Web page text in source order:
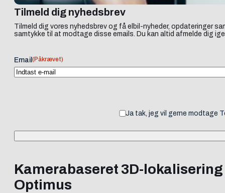
Tilmeld dig nyhedsbrev
Tilmeld dig vores nyhedsbrev og få elbil-nyheder, opdateringer
samtykke til at modtage disse emails. Du kan altid afmelde dig
Email (Påkrævet)
Ja tak, jeg vil gerne modtage
Kamerabaseret 3D-
Optimus